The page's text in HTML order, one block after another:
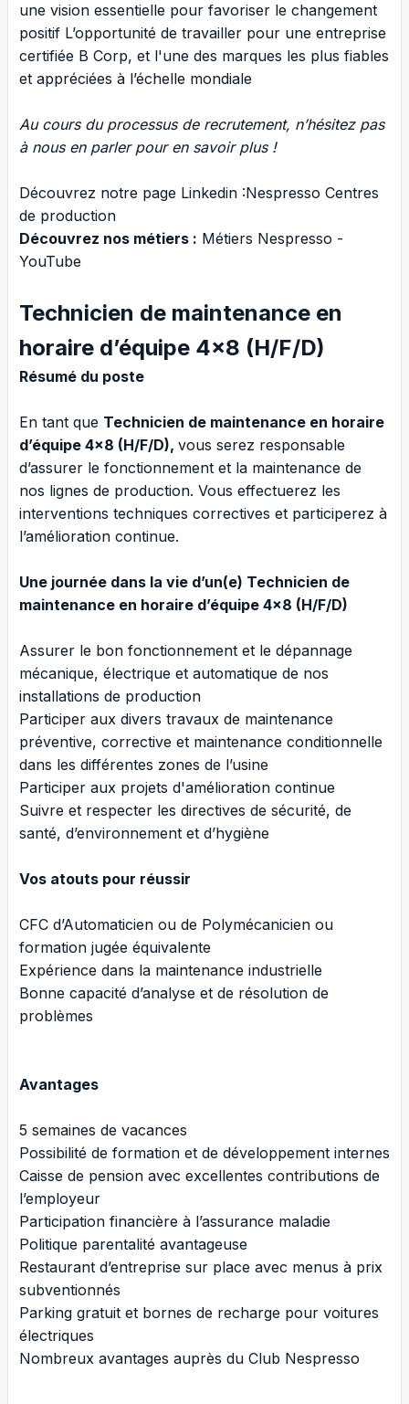
une vision essentielle pour favoriser le changement
positif L’opportunité de travailler pour une entreprise
certifiée B Corp, et l'une des marques les plus fiables
et appréciées à l’échelle mondiale
Au cours du processus de recrutement, n’hésitez pas
à nous en parler pour en savoir plus !
Découvrez notre page Linkedin :Nespresso Centres
de production
Découvrez nos métiers : Métiers Nespresso -
YouTube
Technicien de maintenance en
horaire d’équipe 4x8 (H/F/D)
Résumé du poste
En tant que Technicien de maintenance en horaire
d’équipe 4x8 (H/F/D), vous serez responsable
d’assurer le fonctionnement et la maintenance de
nos lignes de production. Vous effectuerez les
interventions techniques correctives et participerez à
l’amélioration continue.
Une journée dans la vie d’un(e) Technicien de
maintenance en horaire d’équipe 4x8 (H/F/D)
Assurer le bon fonctionnement et le dépannage
mécanique, électrique et automatique de nos
installations de production
Participer aux divers travaux de maintenance
préventive, corrective et maintenance conditionnelle
dans les différentes zones de l’usine
Participer aux projets d'amélioration continue
Suivre et respecter les directives de sécurité, de
santé, d’environnement et d’hygiène
Vos atouts pour réussir
CFC d’Automaticien ou de Polymécanicien ou
formation jugée équivalente
Expérience dans la maintenance industrielle
Bonne capacité d’analyse et de résolution de
problèmes
Avantages
5 semaines de vacances
Possibilité de formation et de développement internes
Caisse de pension avec excellentes contributions de
l’employeur
Participation financière à l’assurance maladie
Politique parentalité avantageuse
Restaurant d’entreprise sur place avec menus à prix
subventionnés
Parking gratuit et bornes de recharge pour voitures
électriques
Nombreux avantages auprès du Club Nespresso